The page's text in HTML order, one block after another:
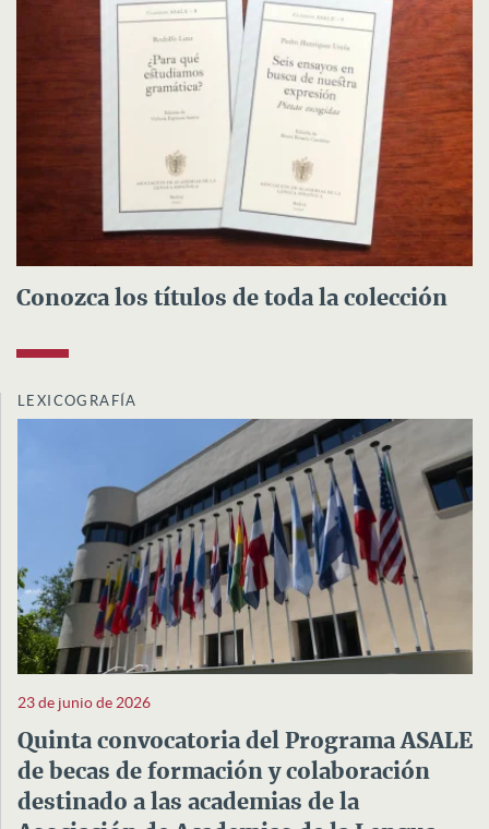
Conozca los títulos de toda la colección
LEXICOGRAFÍA
23 de junio de 2026
Quinta convocatoria del Programa ASALE
de becas de formación y colaboración
destinado a las academias de la